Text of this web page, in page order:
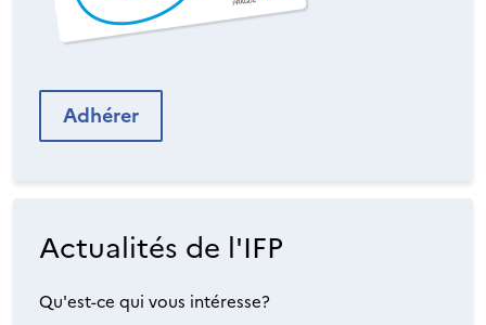
Adhérer
Actualités de l'IFP
Qu'est-ce qui vous intéresse?